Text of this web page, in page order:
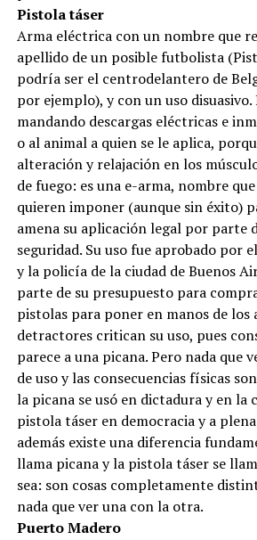
Pistola táser
Arma eléctrica con un nombre que
apellido de un posible futbolista
podría ser el centrodelantero de
por ejemplo), y con un uso
mandando descargas eléctricas e
o al animal a quien se le aplica,
alteración y relajación en los
de fuego: es una e-arma, nombre
quieren imponer (aunque sin éxito)
amena su aplicación legal por parte
seguridad. Su uso fue aprobado por
y la policía de la ciudad de Buenos
parte de su presupuesto para
pistolas para poner en manos de los
detractores critican su uso, pues
parece a una picana. Pero nada que
de uso y las consecuencias físicas
la picana se usó en dictadura y en la
pistola táser en democracia y a
además existe una diferencia
llama picana y la pistola táser se
sea: son cosas completamente
nada que ver una con la otra.
Puerto Madero